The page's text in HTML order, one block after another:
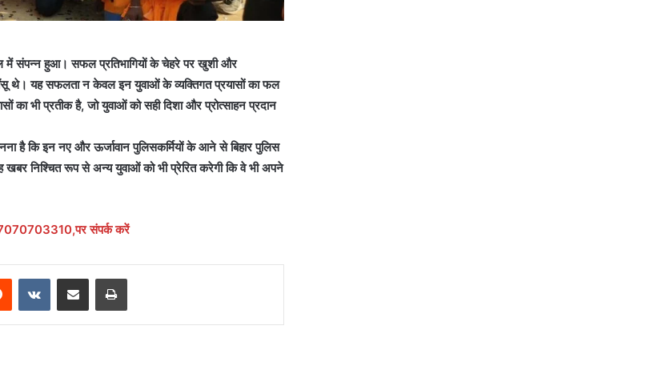
में संपन्न हुआ। सफल प्रतिभागियों के चेहरे पर खुशी और
थे। यह सफलता न केवल इन युवाओं के व्यक्तिगत प्रयासों का फल
का भी प्रतीक है, जो युवाओं को सही दिशा और प्रोत्साहन प्रदान
है कि इन नए और ऊर्जावान पुलिसकर्मियों के आने से बिहार पुलिस
निश्चित रूप से अन्य युवाओं को भी प्रेरित करेगी कि वे भी अपने
संपर्क करें
Reddit VKontakteShare via Email Print